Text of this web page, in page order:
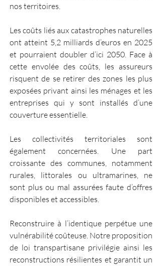
nos territoires.
Les coûts liés aux catastrophes naturelles
ont atteint 5,2 milliards d’euros en 2025
et pourraient doubler d’ici 2050. Face à
cette envolée des coûts, les assureurs
risquent de se retirer des zones les plus
exposées privant ainsi les ménages et les
entreprises qui y sont installés d’une
couverture essentielle.
Les collectivités territoriales sont
également concernées. Une part
croissante des communes, notamment
rurales, littorales ou ultramarines, ne
sont plus ou mal assurées faute d’offres
disponibles et accessibles.
Reconstruire à l’identique perpétue une
vulnérabilité coûteuse. Notre proposition
de loi transpartisane privilégie ainsi les
reconstructions résilientes et garantit un